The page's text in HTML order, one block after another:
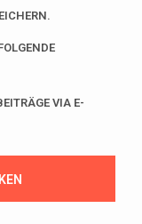
VIA E-